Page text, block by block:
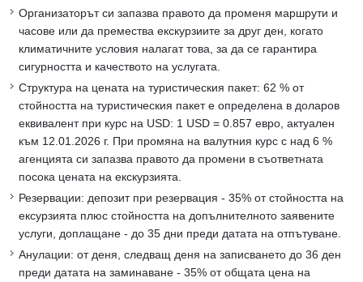
Организаторът си запазва правото да променя маршрути и
часове или да премества екскурзиите за друг ден, когато
климатичните условия налагат това, за да се гарантира
сигурността и качеството на услугата.
Структура на цената на туристическия пакет: 62 % от
стойността на туристическия пакет е определена в доларов
еквивалент при курс на USD: 1 USD = 0.857 евро, актуален
към 12.01.2026 г. При промяна на валутния курс с над 6 %
агенцията си запазва правото да промени в съответната
посока цената на екскурзията.
Резервации: депозит при резервация - 35% от стойността на
ексурзията плюс стойността на допълнителното заявените
услуги, доплащане - до 35 дни преди датата на отпътуване.
Анулации: от деня, следващ деня на записването до 36 ден
преди датата на заминаване - 35% от общата цена на